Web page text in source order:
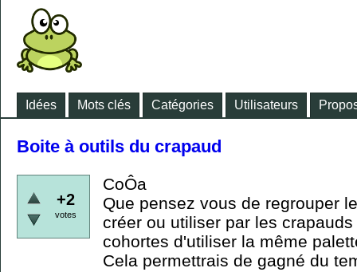
Idées Mots clés Catégories Utilisateurs
Boite à outils du crapaud
+2
votes
CoÔa
Que pensez vous de regrouper
créer ou utiliser par les
cohortes d'utiliser la même
Cela permettrais de gagné du